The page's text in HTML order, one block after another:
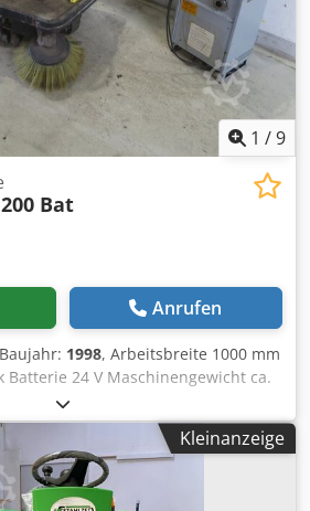
1 /9
Bat
Anrufen
1998, Arbeitsbreite 1000 mm
Batterie 24 V Maschinengewicht ca.
1,7 x 1,0 x 1,4 m
inkl. Ladegerät
Kleinanzeige